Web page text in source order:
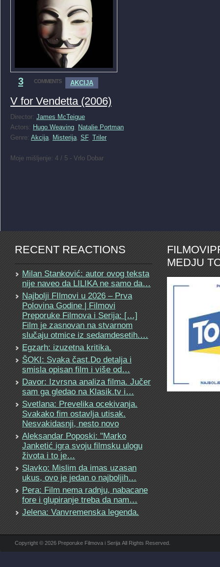
3 COMMENTS AKCIJA
V for Vendetta (2006)
Director: James McTeigue
Actors: Hugo Weaving, Natalie Portman
Genre: Akcija, Misterija, SF, Triler
Moje mišljenje: 4 / 5 - Vrlo Dobar
RECENT REACTIONS
Milan Stanković: autor ovog teksta
nije naveo da LILIKA ne samo da…
Najbolji FIlmovi u 2026 – Prva
Polovina Godine | Filmovi
Preporuke Filmova i Serija: […]
Film je zasnovan na stvarnom
slučaju otmice iz sedamdesetih.…
Egzarh: izuzetna kritika.
ŠOKI: Svaka čast.Do detalja i
smisla opisan film i više od…
Davor: Izvrsna analiza filma. Jučer
sam ga gledao na Klasik.tv i…
Svetlana: Prevelika ocekivanja.
Svakako fim ostavlja utisak.
Nesvakidasnji, nesto novo
Aleksandar Poposki: "Marko
Janketić igra svoju filmsku ulogu
života i to je…
Slavko: Mislim da imas uzasan
ukus, ovo je jedan o najboljih…
Pera: Film nema radnju, nabacane
fore i glupiranje treba da nam…
Jelena: Vanvremenska legenda.
MEDJU
Copyright © 2026 Preporuke Filmova i Serija All Rights Reserved.